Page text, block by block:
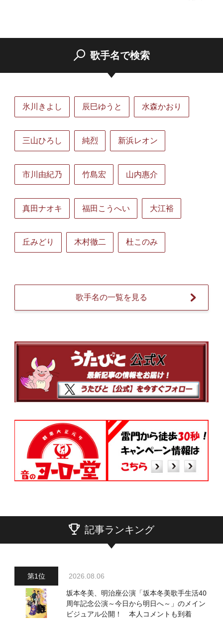
歌手名で検索
氷川きよし 辰巳ゆうと 水森かおり
三山ひろし 純烈 新浜レオン
市川由紀乃 竹島宏 山内惠介
真田ナオキ 福田こうへい 大江裕
丘みどり 木村徹二 杜このみ
歌手名の一覧を見る
記事ランキング
2026.08.06
坂本冬美、明治座公演「坂本冬美歌手生活40
周年記念公演～今日から明日へ～」のメイン
ビジュアル公開！ 本人コメントも到着